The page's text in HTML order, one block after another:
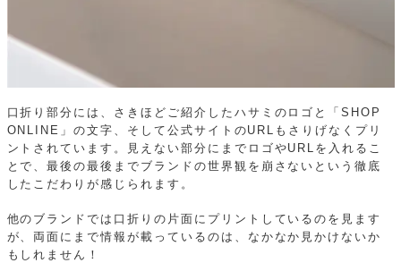
口折り部分には、さきほどご紹介したハサミのロゴと「SHOP
ONLINE」の文字、そして公式サイトのURLもさりげなくプリ
ントされています。見えない部分にまでロゴやURLを入れるこ
とで、最後の最後までブランドの世界観を崩さないという徹底
したこだわりが感じられます。
他のブランドでは口折りの片面にプリントしているのを見ます
が、両面にまで情報が載っているのは、なかなか見かけないか
もしれません！